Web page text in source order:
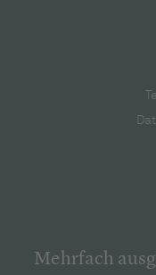
Mehrfach